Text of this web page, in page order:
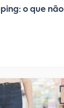
o que não